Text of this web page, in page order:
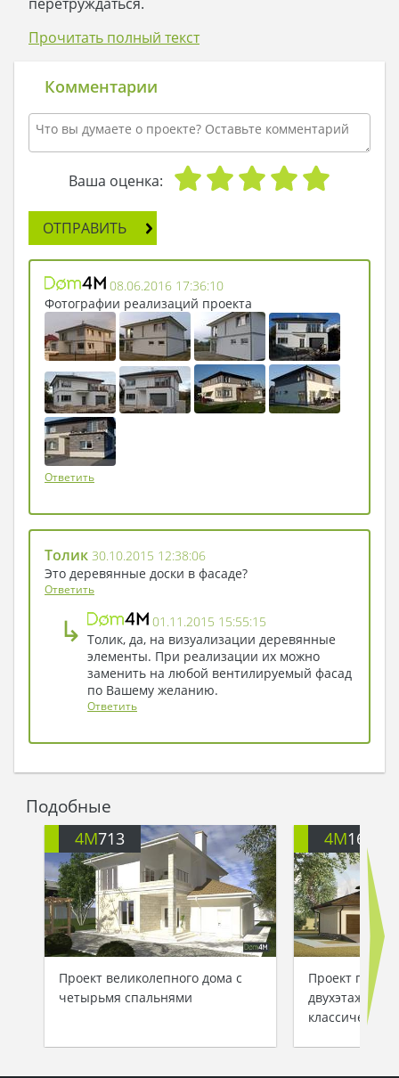
обеспечивать дом – полную чашу и три первых
благодаря искусной домработнице Варваре,
которую передавали «из рук в руки» с
идеальными рекомендациями.
Виолетта Александровна вышла из своей
комнаты и спустилась по лестнице в столовую.
Варвара как раз накрывала к завтраку, подпевая
вазочка с ромашками на столе, блестящий
кофейник и давно знакомая мелодия
замечательно умели создать настроение.
Чудесное утро, не правда ли?
Прочитать полный текст
Комментарии
Ваша оценка:
ОТПРАВИТЬ
08.06.2016 17:36:10
Фотографии реализаций проекта
Ответить
Толик 30.10.2015 12:38:06
Это деревянные доски в фасаде?
Ответить
↳
01.11.2015 15:55:15
Толик, да, на визуализации деревянные
элементы. При реализации их можно
заменить на любой вентилируемый фасад
по Вашему желанию.
Ответить
Подобные
4M713
Проект великолепного дома с
четырьмя спальнями
4M1638
Проект
двухэтажного
классическом